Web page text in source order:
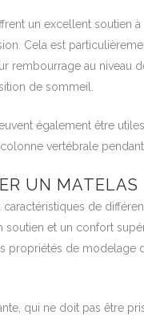
un excellent soutien
Cela est
rembourrage au niveau
de sommeil.
également être
vertébrale
UN
de
et un confort
propriétés de modelage
qui ne doit pas être